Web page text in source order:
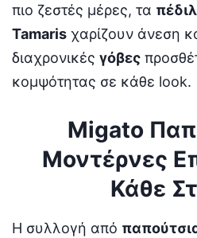
πιο ζεστές μέρες, τα
Tamaris χαρίζουν άνεση
διαχρονικές γόβες
κομψότητας σε κάθε look.
Migato
Μοντέρνες
Κάθε
Η συλλογή από